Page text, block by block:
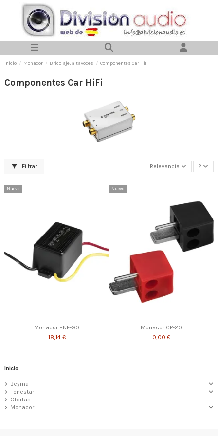
Inicio Monacor Bricolaje, altavoces Componentes Car HiFi
Componentes Car HiFi
Filtrar Relevancia 2
Nuevo
Monacor ENF-90
18,14 €
Nuevo
Monacor CP-20
0,00 €
Inicio
Beyma
Fonestar
Ofertas
Monacor